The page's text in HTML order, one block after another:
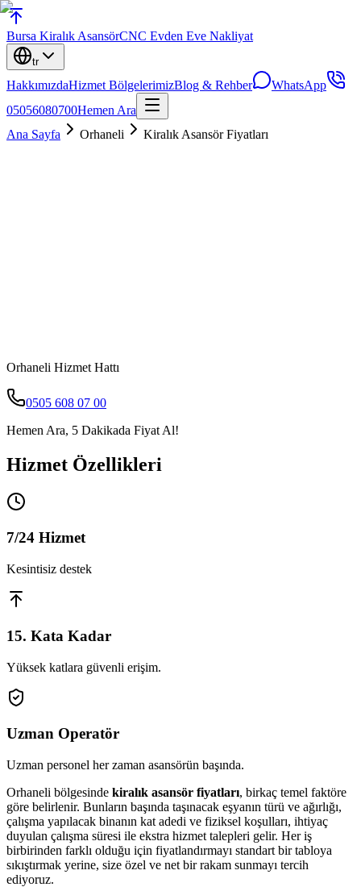
Bursa Kiralık AsansörCNC Evden Eve Nakliyat
tr
HakkımızdaHizmet BölgelerimizBlog & Rehber
WhatsApp
05056080700Hemen Ara
Ana Sayfa
Orhaneli Kiralık Asansör Fiyatları
Orhaneli Hizmet Hattı
0505 608 07 00
Hemen Ara, 5 Dakikada Fiyat Al!
Hizmet Özellikleri
7/24 Hizmet
Kesintisiz destek
15. Kata Kadar
Yüksek katlara güvenli erişim.
Uzman Operatör
Uzman personel her zaman asansörün başında.
Orhaneli bölgesinde kiralık asansör fiyatları, birkaç temel faktöre
göre belirlenir. Bunların başında taşınacak eşyanın türü ve ağırlığı,
çalışma yapılacak binanın kat adedi ve fiziksel koşulları, ihtiyaç
duyulan çalışma süresi ile ekstra hizmet talepleri gelir. Her iş
birbirinden farklı olduğu için fiyatlandırmayı standart bir tabloya
sıkıştırmak yerine, size özel ve net bir rakam sunmayı tercih
ediyoruz.